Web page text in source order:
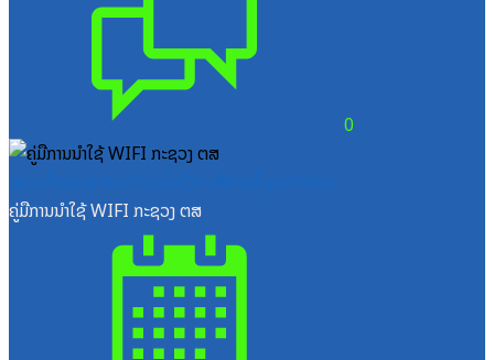
0
ຄູ່ມືການນຳໃຊ້ WIFI ກະຊວງ ຕສ